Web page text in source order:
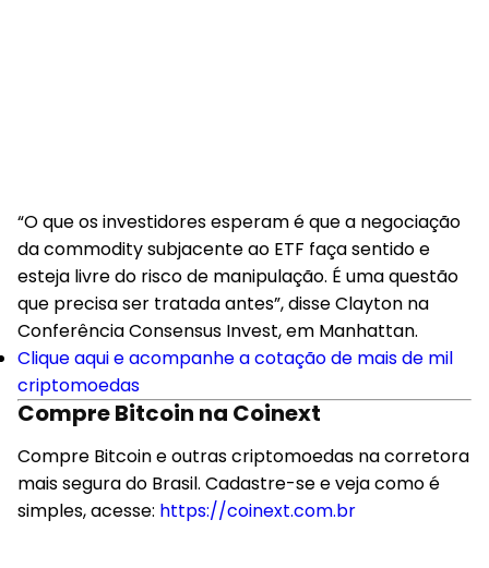
“O que os investidores esperam é que a negociação
da commodity subjacente ao ETF faça sentido e
esteja livre do risco de manipulação. É uma questão
que precisa ser tratada antes”, disse Clayton na
Conferência Consensus Invest, em Manhattan.
Clique aqui e acompanhe a cotação de mais de mil
criptomoedas
Compre Bitcoin na Coinext
Compre Bitcoin e outras criptomoedas na corretora
mais segura do Brasil. Cadastre-se e veja como é
simples, acesse: https://coinext.com.br